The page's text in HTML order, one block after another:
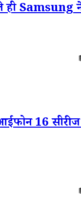
Samsung ने
16 सीरीज